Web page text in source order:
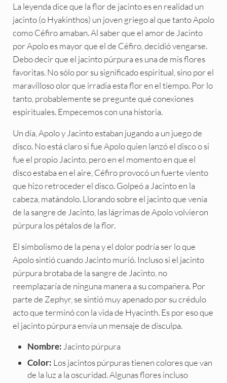
La leyenda dice que la flor de jacinto es en realidad un
jacinto (o Hyakinthos) un joven griego al que tanto Apolo
como Céfiro amaban. Al saber que el amor de Jacinto
por Apolo es mayor que el de Céfiro, decidió vengarse.
Debo decir que el jacinto púrpura es una de mis flores
favoritas. No sólo por su significado espiritual, sino por el
maravilloso olor que irradia esta flor en el tiempo. Por lo
tanto, probablemente se pregunte qué conexiones
espirituales. Empecemos con una historia.
Un día, Apolo y Jacinto estaban jugando a un juego de
disco. No está claro si fue Apolo quien lanzó el disco o si
fue el propio Jacinto, pero en el momento en que el
disco estaba en el aire, Céfiro provocó un fuerte viento
que hizo retroceder el disco. Golpeó a Jacinto en la
cabeza, matándolo. Llorando sobre el jacinto que venía
de la sangre de Jacinto, las lágrimas de Apolo volvieron
púrpura los pétalos de la flor.
El simbolismo de la pena y el dolor podría ser lo que
Apolo sintió cuando Jacinto murió. Incluso si el jacinto
púrpura brotaba de la sangre de Jacinto, no
reemplazaría de ninguna manera a su compañera. Por
parte de Zephyr, se sintió muy apenado por su crédulo
acto que terminó con la vida de Hyacinth. Es por eso que
el jacinto púrpura envía un mensaje de disculpa.
Nombre: Jacinto púrpura
Color: Los jacintos púrpuras tienen colores que van
de la luz a la oscuridad. Algunas flores incluso